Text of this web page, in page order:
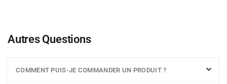
Autres Questions
COMMENT PUIS-JE COMMANDER UN PRODUIT ?